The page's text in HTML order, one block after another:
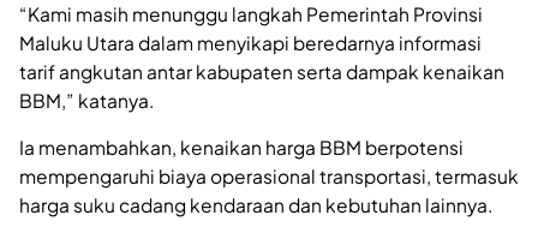
“Kami masih menunggu langkah Pemerintah Provinsi
Maluku Utara dalam menyikapi beredarnya informasi
tarif angkutan antar kabupaten serta dampak kenaikan
BBM,” katanya.
Ia menambahkan, kenaikan harga BBM berpotensi
mempengaruhi biaya operasional transportasi, termasuk
harga suku cadang kendaraan dan kebutuhan lainnya.